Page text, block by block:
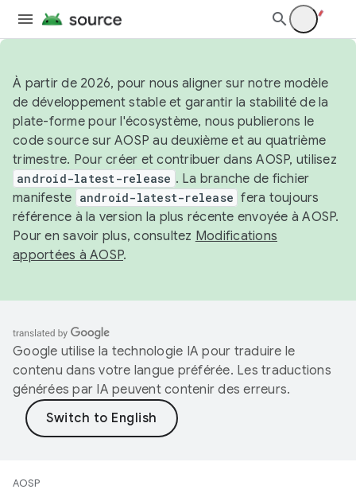
À partir de 2026, pour nous aligner sur notre modèle
de développement stable et garantir la stabilité de la
plate-forme pour l'écosystème, nous publierons le
code source sur AOSP au deuxième et au quatrième
trimestre. Pour créer et contribuer dans AOSP, utilisez
android-latest-release . La branche de fichier
manifeste android-latest-release fera toujours
référence à la version la plus récente envoyée à AOSP.
Pour en savoir plus, consultez Modifications
apportées à AOSP.
Google utilise la technologie IA pour traduire le
contenu dans votre langue préférée. Les traductions
générées par IA peuvent contenir des erreurs.
AOSP